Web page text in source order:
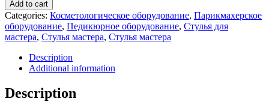
"Сеньор"
quantity
Add to cart
Categories: Косметологическое оборудование, Парикмахерское
оборудование, Педикюрное оборудование, Стулья для
мастера, Стулья мастера, Стулья мастера
Description
Additional information
Description